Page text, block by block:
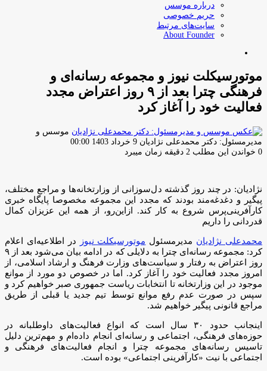
درباره موسس
حریم خصوصی
سایت‌های مرتبط
About Founder
موتورسیکلت‌ نیوز و مجموعه رسانه‌ای و
فرهنگی چترا بعد از ۹ روز اعتراض مجدد
فعالیت خود را آغاز کرد
موسس و
مدیرمسئول: دکتر محمدعلی نژادیان ارسال
ایمیل
9 خرداد 1403 00:00
0 خواندن این مطلب 2 دقیقه زمان میبرد
نژادیان: در چند روز گذشته دل‌سوزانی از وزارتخانه‌ها و مراجع مختلف،
پیگیر و دغدغه‌مند بودند که مجدد این مجموعه مخصوصا پایگاه خبری
کارآفرینی‌پرس شروع به کار کند. ازاین‌رو، از همه این عزیزان کمال
قدردانی را داریم
محمدعلی نژادیان مدیرمسئول موتورسیکلت نیوز
در اطلاعیه‌ای اعلام
کرد: مجموعه رسانه‌ای چترا به دلایلی که در ادامه بیان می‌شود بعد از ۹
روز اعتراض به رفتار و سیاست‌های وزارت فرهنگ و ارشاد اسلامی، از
امروز مجدد فعالیت خود را آغاز کرد. اما در خصوص دو مورد از موانع
موجود در این وزارتخانه تا انتخابات ریاست جمهوری صبر خواهیم کرد و
سپس در صورت عدم رفع موانع توسط تیم جدید یا قبلی از طریق
مراجع قانونی پیگیر خواهیم شد.
اینجانب حدود ۳۰ سال است که انواع فعالیت‌های داوطلبانه در
حوزه‌های فرهنگی، اجتماعی و رسانه‌ای انجام داده‌ام و مهم‌ترین دلیل
تاسیس رسانه‌های مجموعه چترا و انجام فعالیت‌های فرهنگی و
اجتماعی با نیت «کارآفرینی اجتماعی» بوده است.